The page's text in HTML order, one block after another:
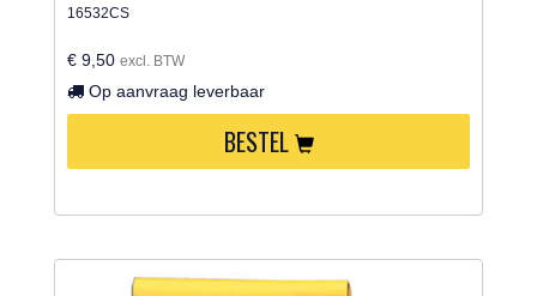
16532CS
€ 9,50 excl. BTW
Op aanvraag leverbaar
BESTEL